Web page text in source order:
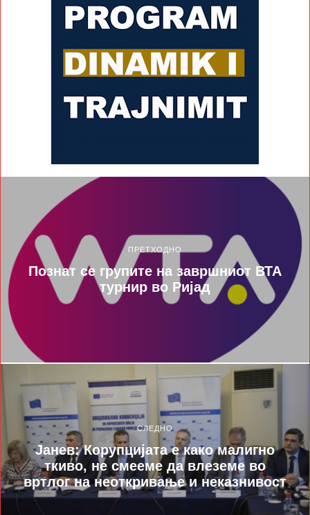
ПРЕТХОДНО
Познат се групите на завршниот ВТА
турнир во Ријад
СЛЕДНО
Јанев: Корупцијата е како малигно
ткиво, не смееме да влеземе во
вртлог на неоткривање и неказнивост